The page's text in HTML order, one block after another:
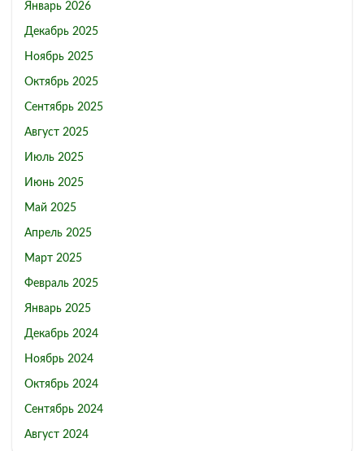
Январь 2026
Декабрь 2025
Ноябрь 2025
Октябрь 2025
Сентябрь 2025
Август 2025
Июль 2025
Июнь 2025
Май 2025
Апрель 2025
Март 2025
Февраль 2025
Январь 2025
Декабрь 2024
Ноябрь 2024
Октябрь 2024
Сентябрь 2024
Август 2024